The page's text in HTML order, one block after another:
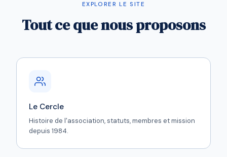
EXPLORER LE SITE
Tout ce que nous proposons
Le Cercle
Histoire de l'association, statuts, membres et mission
depuis 1984.